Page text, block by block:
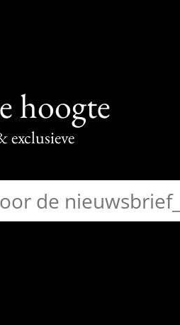
hoogte
exclusieve